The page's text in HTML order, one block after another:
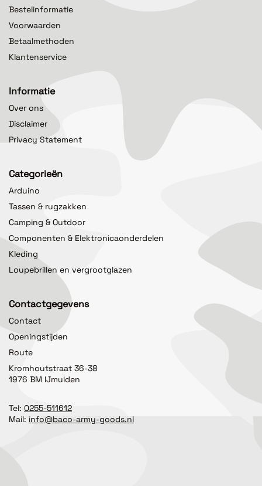
Bestelinformatie
Voorwaarden
Betaalmethoden
Klantenservice
Informatie
Over ons
Disclaimer
Privacy Statement
Categorieën
Arduino
Tassen & rugzakken
Camping & Outdoor
Componenten & Elektronicaonderdelen
Kleding
Loupebrillen en vergrootglazen
Contactgegevens
Contact
Openingstijden
Route
Kromhoutstraat 36-38
1976 BM IJmuiden
Tel: 0255-511612
Mail: info@baco-army-goods.nl